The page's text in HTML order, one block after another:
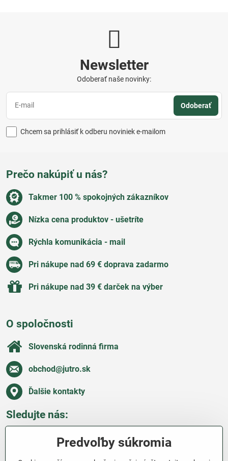
Newsletter
Odoberať naše novinky:
Odoberať
Chcem sa prihlásiť k odberu noviniek e-mailom
Prečo nakúpiť u nás?
Takmer 100 % spokojných zákazníkov
Nízka cena produktov - ušetríte
Rýchla komunikácia - mail
Pri nákupe nad 69 € doprava zadarmo
Pri nákupe nad 39 € darček na výber
O spoločnosti
Slovenská rodinná firma
obchod​@jutro​.sk
Ďalšie kontakty
Sledujte nás:
Predvoľby súkromia